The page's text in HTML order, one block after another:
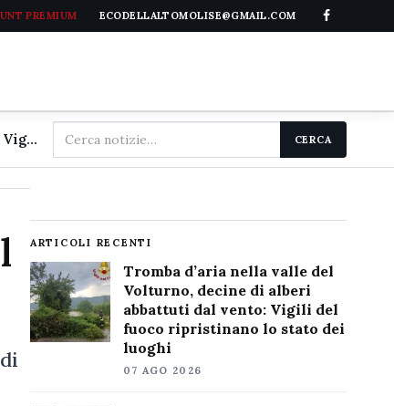
PREMIUM ECODELLALTOMOLISE@GMAIL.COM
Tromba d'aria nella valle del Volturno, decine di alberi abbattuti dal vento: Vigili del fuoco ripristinano lo stato dei luoghi
Cerca
nel
CERCA
ARTICOLI RECENTI
Tromba d’aria nella valle del
Volturno, decine di alberi
abbattuti dal vento: Vigili del
fuoco ripristinano lo stato dei
luoghi
07 AGO 2026